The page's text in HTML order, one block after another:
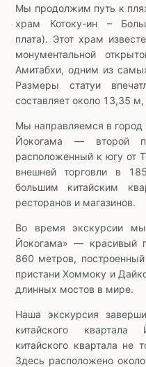
Мы продолжим путь к
храм Котоку-ин –
плата). Этот храм
монументальной
Амитабхи, одним из
Размеры статуи
составляет около 13,35
Мы направляемся в город
Йокогама — второй
расположенный к югу от
внешней торговли в
большим китайским
ресторанов и магазинов.
Во время экскурсии
Йокогама» — красивый
860 метров,
пристани Хоммоку и
длинных мостов в мире.
Наша экскурсия
китайского
китайского квартала
Здесь расположено